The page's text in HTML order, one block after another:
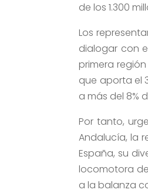
de los 1.300
Los
dialogar con
primera
que aporta el
a más del 8%
Por tanto,
Andalucía, la
España, su
locomotora
a la balanza